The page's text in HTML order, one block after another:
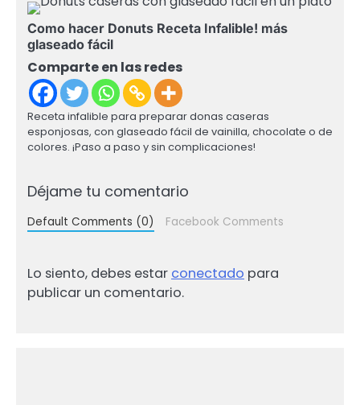
Como hacer Donuts Receta Infalible! más
glaseado fácil
Comparte en las redes
Receta infalible para preparar donas caseras
esponjosas, con glaseado fácil de vainilla, chocolate o de
colores. ¡Paso a paso y sin complicaciones!
Déjame tu comentario
Default Comments (0) Facebook Comments
Lo siento, debes estar conectado para
publicar un comentario.